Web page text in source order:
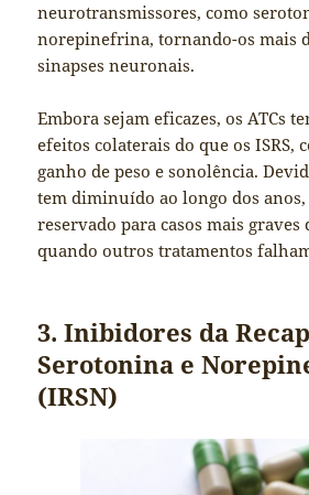
neurotransmissores, como
norepinefrina, tornando-os mais
sinapses neuronais.
Embora sejam eficazes, os ATCs
efeitos colaterais do que os ISRS,
ganho de peso e sonolência.
tem diminuído ao longo dos
reservado para casos mais graves
quando outros tratamentos
3. Inibidores da
Serotonina e
(IRSN)